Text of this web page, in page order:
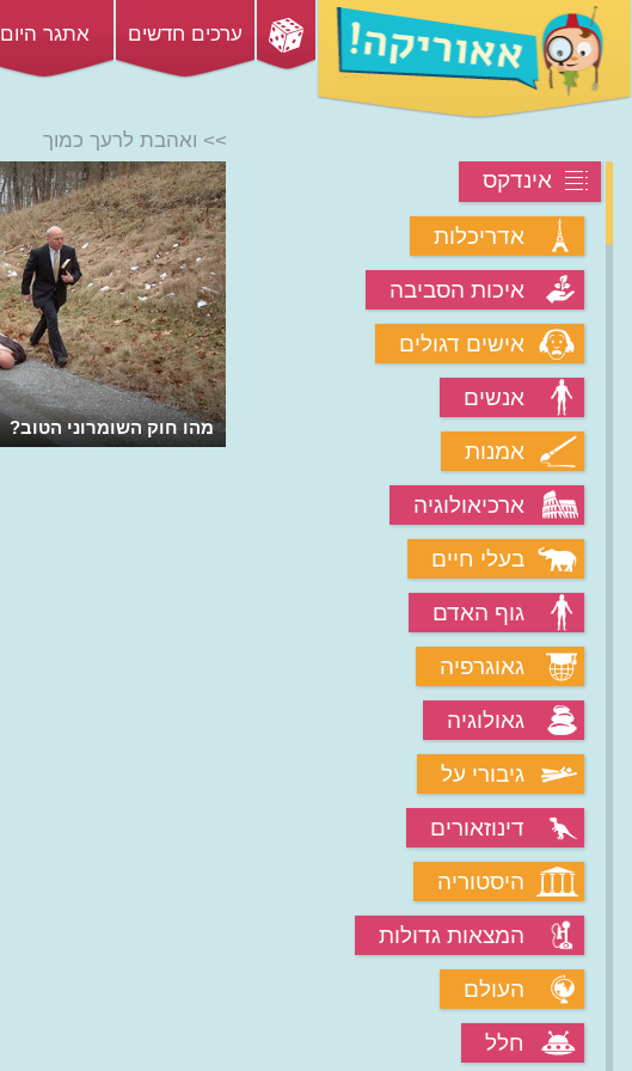
ערכים חדשים אתגר היום
אינדקס
אדריכלות
איכות הסביבה
אישים דגולים
אנשים
אמנות
ארכיאולוגיה
בעלי חיים
גוף האדם
גאוגרפיה
גאולוגיה
גיבורי על
דינוזאורים
היסטוריה
המצאות גדולות
העולם
חלל
>> ואהבת לרעך כמוך
מהו חוק השומרוני הטוב?